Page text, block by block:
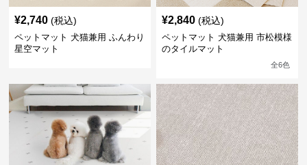
¥2,740 (税込)
ペットマット 犬猫兼用 ふんわり
星空マット
¥2,840 (税込)
ペットマット 犬猫兼用 市松模様
のタイルマット
全6色